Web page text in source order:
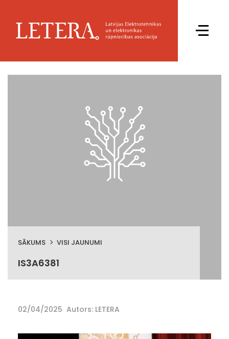
SĀKUMS VISI JAUNUMI
IS3A6381
02/04/2025 Autors: LETERA